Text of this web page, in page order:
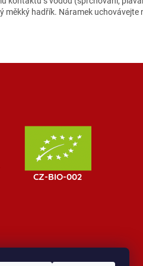
hadřík. Náramek uchovávejte